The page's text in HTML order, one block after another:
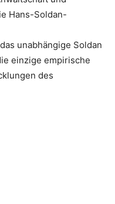
Hans-Soldan-
unabhängige Soldan
einzige empirische
des